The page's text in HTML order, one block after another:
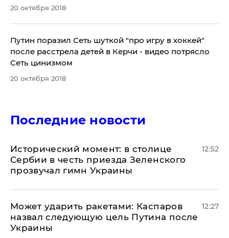
20 октября 2018
Путин поразил Сеть шуткой "про игру в хоккей"
после расстрела детей в Керчи - видео потрясло
Сеть цинизмом
20 октября 2018
Последние новости
Исторический момент: в столице
Сербии в честь приезда Зеленского
прозвучал гимн Украины
12:52
Может ударить ракетами: Каспаров
назвал следующую цель Путина после
Украины
12:27